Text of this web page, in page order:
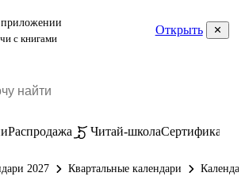
с книгами
Открыть
Распродажа Читай-школаСертификаты
2027 Квартальные календари